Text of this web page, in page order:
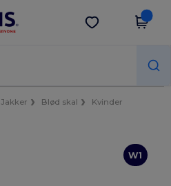
Hent app
Jakker Blød skal
Kvinder
W1